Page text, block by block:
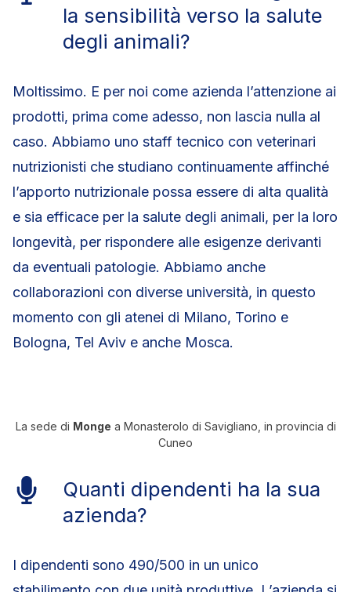
la sensibilità verso la salute
degli animali?
Moltissimo. E per noi come azienda l’attenzione ai
prodotti, prima come adesso, non lascia nulla al
caso. Abbiamo uno staff tecnico con veterinari
nutrizionisti che studiano continuamente affinché
l’apporto nutrizionale possa essere di alta qualità
e sia efficace per la salute degli animali, per la loro
longevità, per rispondere alle esigenze derivanti
da eventuali patologie. Abbiamo anche
collaborazioni con diverse università, in questo
momento con gli atenei di Milano, Torino e
Bologna, Tel Aviv e anche Mosca.
La sede di Monge a Monasterolo di Savigliano, in provincia di
Cuneo
Quanti dipendenti ha la sua
azienda?
I dipendenti sono 490/500 in un unico